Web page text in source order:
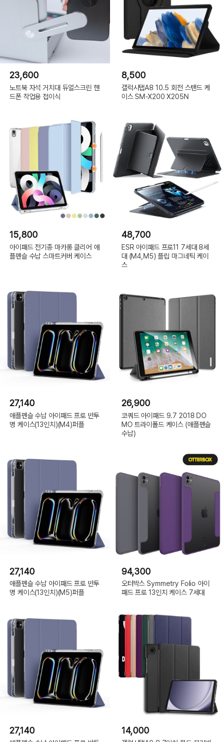
23,600
노트북 자석 거치대 듀얼스크린 핸
드폰 작업용 접이식
8,500
갤럭시탭A8 10.5 회전 스탠드 케
이스 SM-X200 X205N
15,800
아이패드 전기종 마카롱 클리어 애
플펜슬 수납 스마트커버 케이스
48,700
ESR 아이패드 프로11 7세대 8세
대 (M4,M5) 플립 마그네틱 케이
스
27,140
애플펜슬 수납 아이패드 프로 반투
명 케이스(13인치)(M4)퍼플
26,900
코쿼드 아이패드 9.7 2018 DO
MO 트라이폴드 케이스 (애플펜슬
수납)
27,140
애플펜슬 수납 아이패드 프로 반투
명 케이스(13인치)(M5)퍼플
94,300
오터박스 Symmetry Folio 아이
패드 프로 13인치 케이스 7세대
27,140 14,000